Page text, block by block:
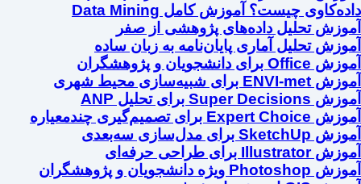
داده‌کاوی چیست؟ آموزش کامل Data Mining
آموزش تحلیل داده‌های پژوهشی از صفر
آموزش تحلیل آماری پایان‌نامه به زبان ساده
آموزش Office برای دانشجویان و پژوهشگران
آموزش ENVI-met برای شبیه‌سازی محیط شهری
آموزش Super Decisions برای تحلیل ANP
آموزش Expert Choice برای تصمیم‌گیری چندمعیاره
آموزش SketchUp برای مدل‌سازی سه‌بعدی
آموزش Illustrator برای طراحی حرفه‌ای
آموزش Photoshop ویژه دانشجویان و پژوهشگران